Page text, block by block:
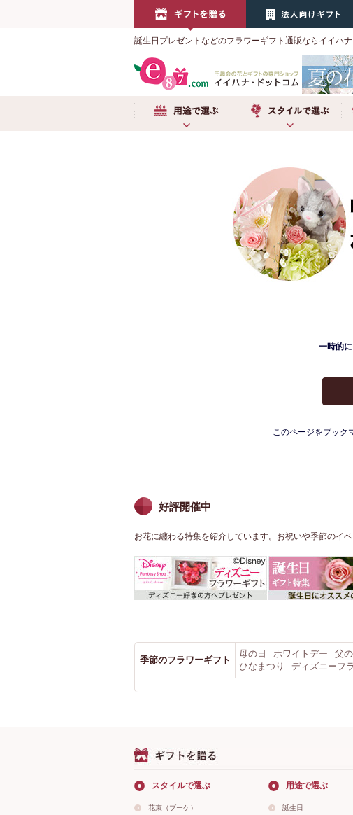
誕生日プレゼントなどのフラワーギフト通販ならイイハ
一時的
このページをブック
好評開催中
お花に纏わる特集を紹介しています。お祝いや季節のイ
季節のフラワーギフト
母の日 ホワイトデー 父
ひなまつり
ディズニーフ
スタイルで選ぶ
花束（ブーケ）
用途で選ぶ
誕生日